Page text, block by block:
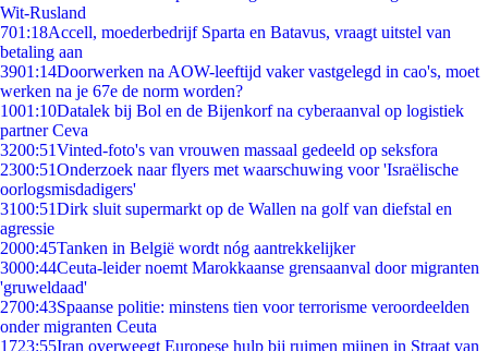
Wit-Rusland
701:18Accell, moederbedrijf Sparta en Batavus, vraagt uitstel van
betaling aan
3901:14Doorwerken na AOW-leeftijd vaker vastgelegd in cao's, moet
werken na je 67e de norm worden?
1001:10Datalek bij Bol en de Bijenkorf na cyberaanval op logistiek
partner Ceva
3200:51Vinted-foto's van vrouwen massaal gedeeld op seksfora
2300:51Onderzoek naar flyers met waarschuwing voor 'Israëlische
oorlogsmisdadigers'
3100:51Dirk sluit supermarkt op de Wallen na golf van diefstal en
agressie
2000:45Tanken in België wordt nóg aantrekkelijker
3000:44Ceuta-leider noemt Marokkaanse grensaanval door migranten
'gruweldaad'
2700:43Spaanse politie: minstens tien voor terrorisme veroordeelden
onder migranten Ceuta
1723:55Iran overweegt Europese hulp bij ruimen mijnen in Straat van